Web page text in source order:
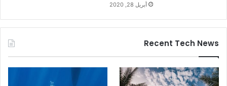
أبريل 28, 2020
Recent Tech News